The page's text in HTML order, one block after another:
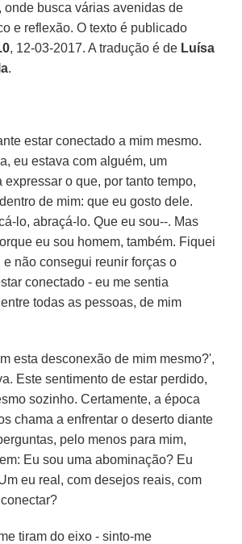
, onde busca várias avenidas de
e reflexão. O texto é publicado
, 12-03-2017. A tradução é de Luísa
.
estar conectado a mim mesmo.
eu estava com alguém, um
expressar o que, por tanto tempo,
de mim: que eu gosto dele.
lo, abraçá-lo. Que eu sou--. Mas
eu sou homem, também. Fiquei
não consegui reunir forças o
conectado - eu me sentia
todas as pessoas, de mim
esta desconexão de mim mesmo?',
Este sentimento de estar perdido,
sozinho. Certamente, a época
chama a enfrentar o deserto diante
pelo menos para mim,
Eu sou uma abominação? Eu
eu real, com desejos reais, com
tiram do eixo - sinto-me